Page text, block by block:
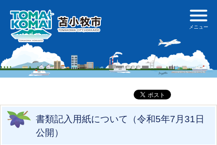
書類記入用紙について（令和5年7月31日
公開）